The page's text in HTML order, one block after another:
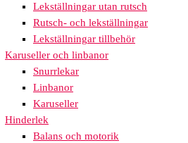
Lekställningar utan rutsch
Rutsch- och lekställningar
Lekställningar tillbehör
Karuseller och linbanor
Snurrlekar
Linbanor
Karuseller
Hinderlek
Balans och motorik